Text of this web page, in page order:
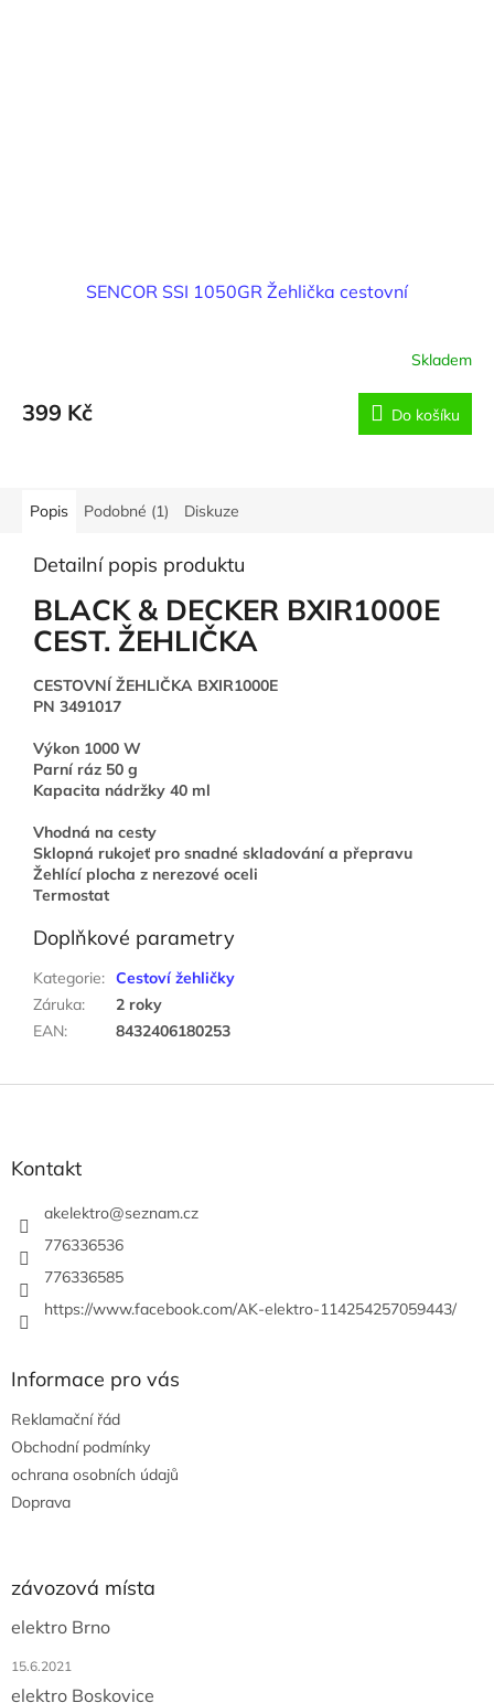
SENCOR SSI 1050GR Žehlička cestovní
Skladem
399 Kč Do košíku
Popis Podobné (1) Diskuze
Detailní popis produktu
BLACK & DECKER BXIR1000E
CEST. ŽEHLIČKA
CESTOVNÍ ŽEHLIČKA BXIR1000E
PN 3491017
Výkon 1000 W
Parní ráz 50 g
Kapacita nádržky 40 ml
Vhodná na cesty
Sklopná rukojeť pro snadné skladování a přepravu
Žehlící plocha z nerezové oceli
Termostat
Doplňkové parametry
Kategorie: Cestoví žehličky
Záruka:
2 roky
EAN: 8432406180253
Z
Kontakt
akelektro@seznam.cz
776336536
776336585
https://www.facebook.com/AK-elektro-114254257059443/
Informace pro vás
Reklamační řád
Obchodní podmínky
ochrana osobních údajů
Doprava
závozová místa
elektro Brno
15.6.2021
elektro Boskovice